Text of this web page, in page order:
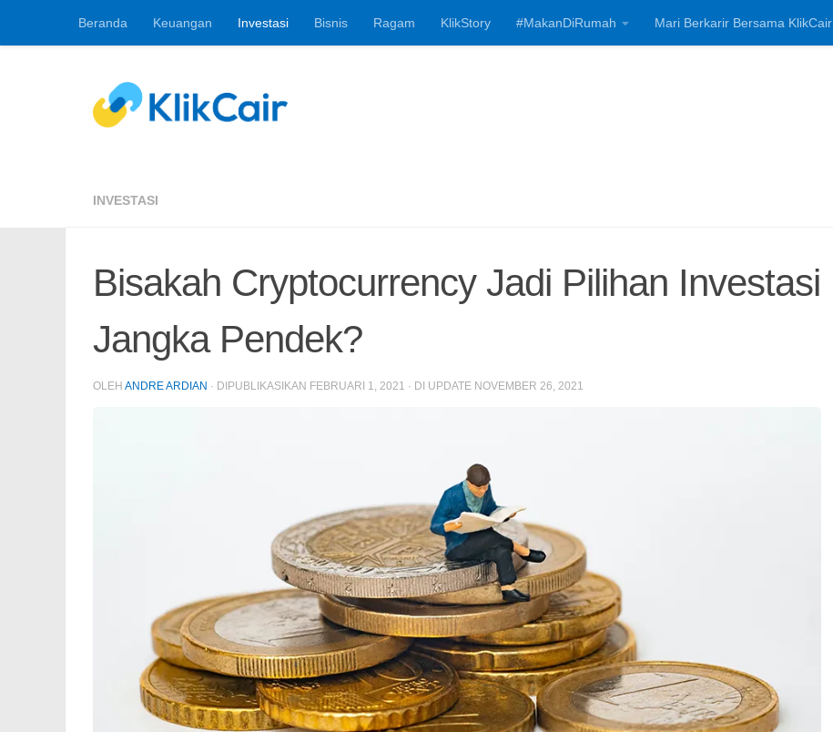
Skip to content
Beranda Keuangan Investasi Bisnis Ragam KlikStory #MakanDiRumah Mari Berkarir Bersama KlikCair
INVESTASI
Bisakah Cryptocurrency Jadi Pilihan Investasi
Jangka Pendek?
OLEH ANDRE ARDIAN · DIPUBLIKASIKAN FEBRUARI 1, 2021 · DI UPDATE NOVEMBER 26, 2021